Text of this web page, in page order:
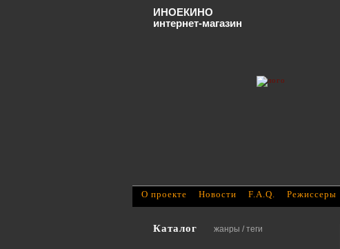
Каталог жанры / теги
О проекте Новости F.A.Q. Режиссеры
ИНОЕКИНО
интернет-магазин